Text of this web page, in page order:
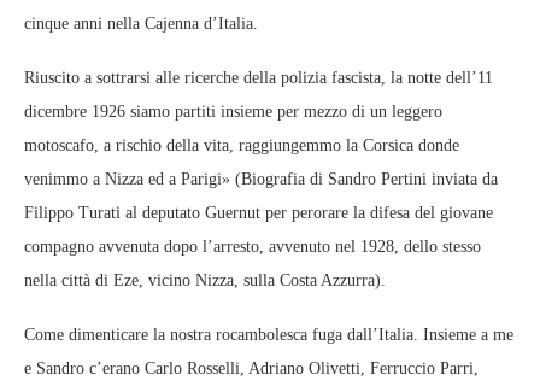
cinque anni nella Cajenna d’Italia.
Riuscito a sottrarsi alle ricerche della polizia fascista, la notte dell’11
dicembre 1926 siamo partiti insieme per mezzo di un leggero
motoscafo, a rischio della vita, raggiungemmo la Corsica donde
venimmo a Nizza ed a Parigi» (Biografia di Sandro Pertini inviata da
Filippo Turati al deputato Guernut per perorare la difesa del giovane
compagno avvenuta dopo l’arresto, avvenuto nel 1928, dello stesso
nella città di Eze, vicino Nizza, sulla Costa Azzurra).
Come dimenticare la nostra rocambolesca fuga dall’Italia. Insieme a me
e Sandro c’erano Carlo Rosselli, Adriano Olivetti, Ferruccio Parri,